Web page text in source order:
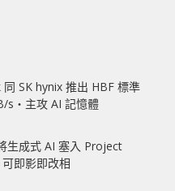
同 SK hynix 推出 HBF 標準
s‧主攻 AI 記憶體
生成式 AI 塞入 Project
即影即改相